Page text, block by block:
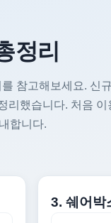
정리
참고해보세요. 신
리했습니다. 처음 이
합니다.
3. 쉐어박